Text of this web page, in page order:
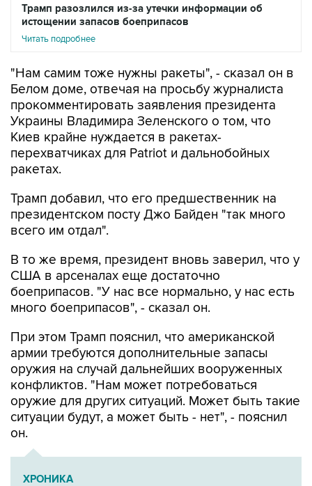
Читать подробнее
"Нам самим тоже нужны ракеты", - сказал он в
прокомментировать заявления президента
Украины Владимира Зеленского о том, что
Киев крайне нуждается в ракетах-
перехватчиках для Patriot и дальнобойных
ракетах.
Трамп добавил, что его предшественник на
всего им отдал".
В то же время, президент вновь заверил, что у
боеприпасов. "У нас все нормально, у нас есть
много боеприпасов", - сказал он.
При этом Трамп пояснил, что американской
оружия на случай дальнейших вооруженных
конфликтов. "Нам может потребоваться
оружие для других ситуаций. Может быть такие
ситуации будут, а может быть - нет", - пояснил
он.
ХРОНИКА
Военная операция на Украине